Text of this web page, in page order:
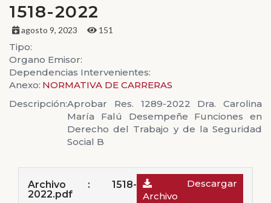
1518-2022
agosto 9, 2023 151
Tipo:
Organo Emisor:
Dependencias Intervenientes:
Anexo: NORMATIVA DE CARRERAS
Descripción:Aprobar Res. 1289-2022 Dra. Carolina
María Falú Desempeñe Funciones en
Derecho del Trabajo y de la Seguridad
Social B
Archivo : 1518-
2022.pdf
Descargar
Archivo